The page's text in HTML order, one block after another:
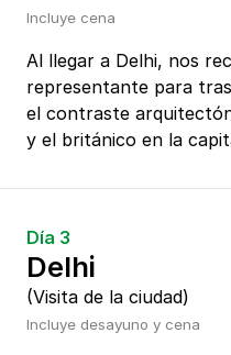
Incluye cena
Al llegar a Delhi, nos
representante para
el contraste
y el británico en la
Día 3
Delhi
(Visita de la ciudad)
Incluye desayuno y cena